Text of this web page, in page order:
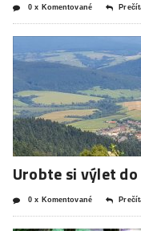
0 x Komentované
Urobte si výlet
0 x Komentované